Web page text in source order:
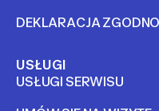
DEKLARACJA
USŁUGI
USŁUGI SERWISU